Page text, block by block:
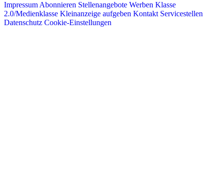
Impressum Abonnieren Stellenangebote Werben Klasse
2.0/Medienklasse Kleinanzeige aufgeben Kontakt Servicestellen
Datenschutz Cookie-Einstellungen